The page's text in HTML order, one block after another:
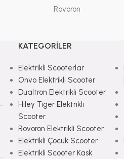
Rovoron
KATEGORILER
Elektrikli Scooterlar
Onvo Elektrikli Scooter
Dualtron Elektrikli Scooter
Hiley Tiger Elektrikli
Scooter
Rovoron Elektrikli Scooter
Elektrikli Çocuk Scooter
Elektrikli Scooter Kask